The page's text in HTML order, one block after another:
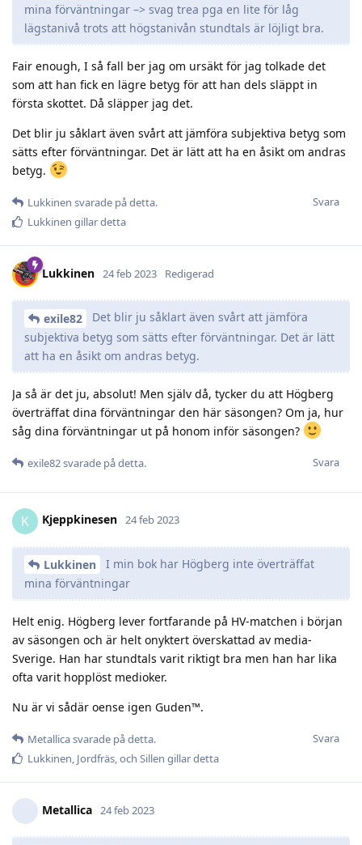
mina förväntningar –> svag trea pga en lite för låg
lägstanivå trots att högstanivån stundtals är löjligt bra.
Fair enough, I så fall ber jag om ursäkt för jag tolkade det
som att han fick en lägre betyg för att han dels släppt in
första skottet. Då släpper jag det.
Det blir ju såklart även svårt att jämföra subjektiva betyg som
sätts efter förväntningar. Det är lätt att ha en åsikt om andras
betyg.
Svara
Lukkinen svarade på detta.
Lukkinen gillar detta
Lukkinen 24 feb 2023 Redigerad
exile82
Det blir ju såklart även svårt att jämföra
subjektiva betyg som sätts efter förväntningar. Det är lätt
att ha en åsikt om andras betyg.
Ja så är det ju, absolut! Men själv då, tycker du att Högberg
överträffat dina förväntningar den här säsongen? Om ja, hur
såg dina förväntningar ut på honom inför säsongen?
Svara
exile82svarade på detta.
K Kjeppkinesen 24 feb 2023
Lukkinen
I min bok har Högberg inte överträffat
mina förväntningar
Helt enig. Högberg lever fortfarande på HV-matchen i början
av säsongen och är helt onyktert överskattad av media-
Sverige. Han har stundtals varit riktigt bra men han har lika
ofta varit hopplöst medioker.
Nu är vi sådär oense igen Guden™.
Svara
Metallicasvarade på detta.
Lukkinen, Jordfräs, och Sillen gillar detta
Metallica 24 feb 2023